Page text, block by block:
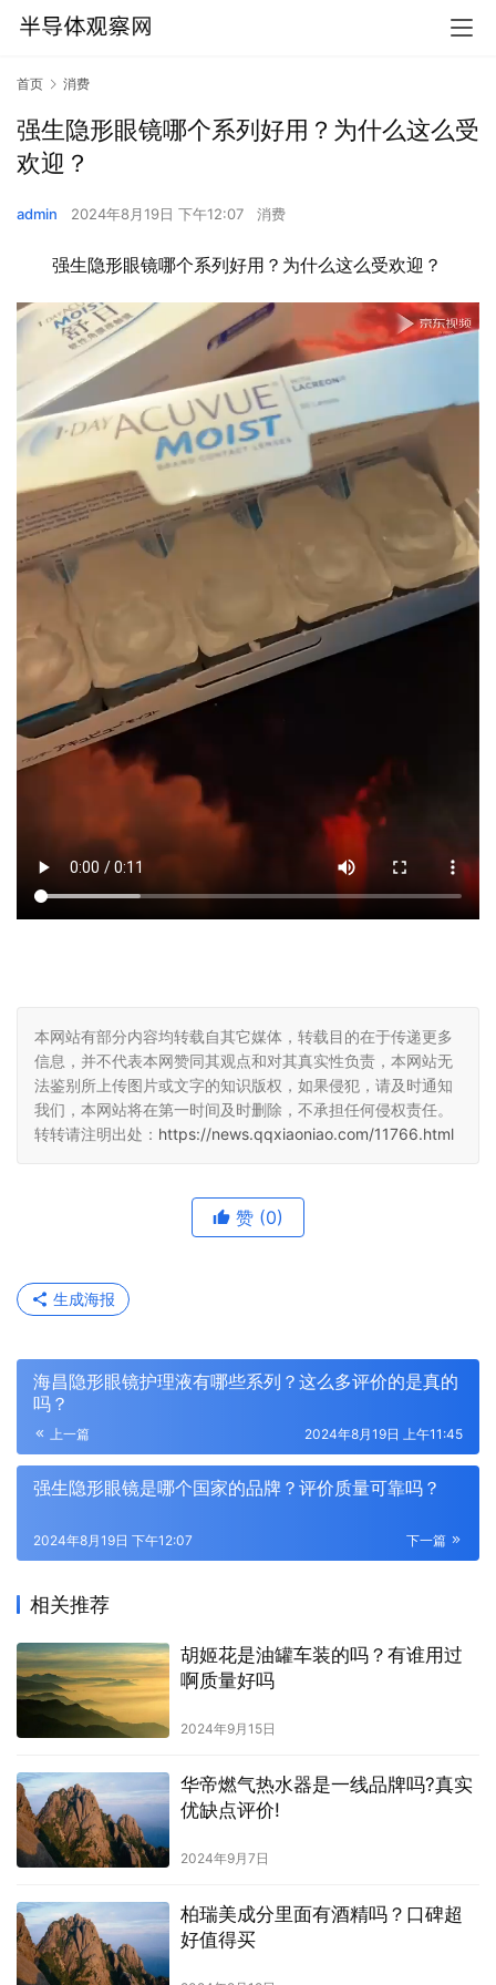
首页 消费
强生隐形眼镜哪个系列好用？为什么这么受
欢迎？
admin 2024年8月19日 下午12:07 消费
强生隐形眼镜哪个系列好用？为什么这么受欢迎？
本网站有部分内容均转载自其它媒体，转载目的在于传递更多
信息，并不代表本网赞同其观点和对其真实性负责，本网站无
法鉴别所上传图片或文字的知识版权，如果侵犯，请及时通知
我们，本网站将在第一时间及时删除，不承担任何侵权责任。
转转请注明出处： https://news.qqxiaoniao.com/11766.html
赞 (0)
生成海报
海昌隐形眼镜护理液有哪些系列？这么多评价的是真的
吗？
上一篇 2024年8月19日 上午11:45
强生隐形眼镜是哪个国家的品牌？评价质量可靠吗？
下一篇
2024年8月19日 下午12:07
相关推荐
胡姬花是油罐车装的吗？有谁用过
啊质量好吗
2024年9月15日
华帝燃气热水器是一线品牌吗?真实
优缺点评价!
2024年9月7日
柏瑞美成分里面有酒精吗？口碑超
好值得买